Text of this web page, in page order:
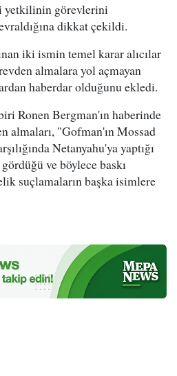
yetkilinin görevlerini
dikkat çekildi.
iki ismin temel karar alıcılar
almalara yol açmayan
haberdar olduğunu ekledi.
Ronen Bergman'ın haberinde
almaları, "Gofman'ın Mossad
Netanyahu'ya yaptığı
ve böylece baskı
suçlamaların başka isimlere